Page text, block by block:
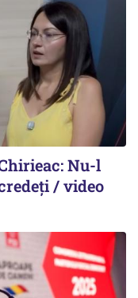
Nu-l
/ video